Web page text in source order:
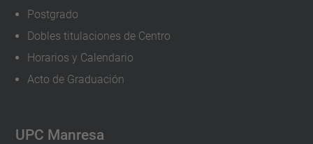
Postgrado
Dobles titulaciones de Centro
Horarios y Calendario
Acto de Graduación
UPC Manresa